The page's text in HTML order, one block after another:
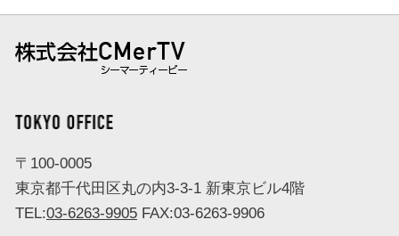
〒100-0005
東京都千代田区丸の内3-3-1 新東京ビル4階
TEL:03-6263-9905 FAX:03-6263-9906